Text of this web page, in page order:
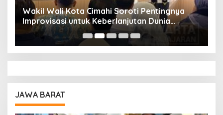
Wakil Wali Kota Cimahi Soroti Pentingnya
Improvisasi untuk Keberlanjutan Dunia
Pendidikan
JAWA BARAT